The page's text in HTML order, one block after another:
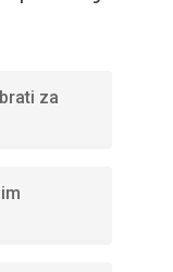
za